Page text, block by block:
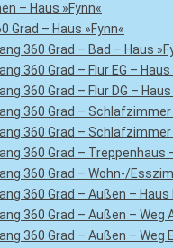
– Haus »Fynn«
Grad – Haus »Fynn«
360 Grad – Bad – Haus
360 Grad – Flur EG – Haus
360 Grad – Flur DG – Haus
360 Grad – Schlafzimmer
360 Grad – Schlafzimmer
360 Grad – Treppenhaus
360 Grad – Wohn-/
360 Grad – Außen – Haus
360 Grad – Außen – Weg
360 Grad – Außen – Weg